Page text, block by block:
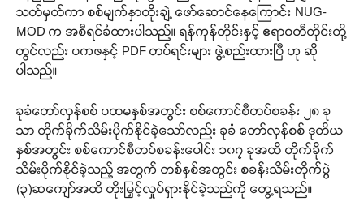
သတ်မှတ်ကာ စစ်မျက်နှာတိုးချဲ့ ဖော်ဆောင်နေကြောင်း NUG-
MOD က အစီရင်ခံထားပါသည်။ ရန်ကုန်တိုင်းနှင့် ဧရာဝတီတိုင်းတို့
တွင်လည်း ပကဖနှင့် PDF တပ်ရင်းများ ဖွဲ့စည်းထားပြီ ဟု ဆို
ပါသည်။
ခုခံတော်လှန်စစ် ပထမနှစ်အတွင်း စစ်ကောင်စီတပ်စခန်း ၂၈ ခု
သာ တိုက်ခိုက်သိမ်းပိုက်နိုင်ခဲ့သော်လည်း ခုခံ တော်လှန်စစ် ဒုတိယ
နှစ်အတွင်း စစ်ကောင်စီတပ်စခန်းပေါင်း ၁၀၇ ခုအထိ တိုက်ခိုက်
သိမ်းပိုက်နိုင်ခဲ့သည့် အတွက် တစ်နှစ်အတွင်း စခန်းသိမ်းတိုက်ပွဲ
(၃)ဆကျော်အထိ တိုးမြှင့်လှုပ်ရှားနိုင်ခဲ့သည်ကို တွေ့ရသည်။